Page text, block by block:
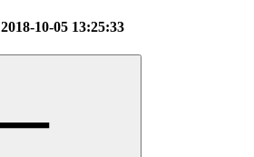
2018-10-05 13:25:33